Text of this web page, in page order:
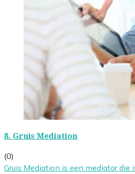
8. Gruis Mediation
(0)
Gruis Mediation is een mediator die